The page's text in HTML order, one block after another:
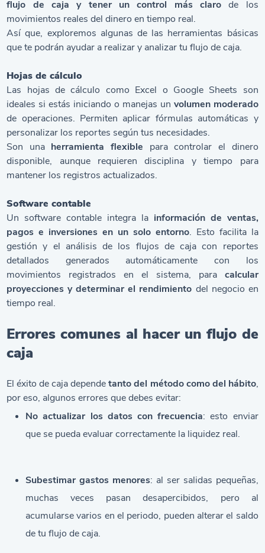
flujo de caja y tener un control más clarode los
movimientos reales del dinero en tiempo real.
Así que, exploremos algunas de las herramientas básicas
que te podrán ayudar a realizar y analizar tu flujo de caja.
Hojas de cálculo
Las hojas de cálculo como Excel o Google Sheets son
ideales si estás iniciando o manejas un volumen moderado
de operaciones. Permiten aplicar fórmulas automáticas y
personalizar los reportes según tus necesidades.
Son una herramienta flexible para controlar el dinero
disponible, aunque requieren disciplina y tiempo para
mantener los registros actualizados.
Software contable
Un software contable integra la información de ventas,
pagos e inversiones en un solo entorno. Esto facilita la
gestión y el análisis de los flujos de caja con reportes
detallados generados automáticamente con los
movimientos registrados en el sistema, para calcular
proyecciones y determinar el rendimiento del negocio en
tiempo real.
Errores comunes al hacer un flujo de
caja
El éxito de caja dependetanto del método como del hábito,
por eso, algunos errores que debes evitar:
No actualizar los datos con frecuencia: esto enviar
que se pueda evaluar correctamente la liquidez real.
Subestimar gastos menores: al ser salidas pequeñas,
muchas veces pasan desapercibidos, pero al
acumularse varios en el periodo, pueden alterar el saldo
de tu flujo de caja.